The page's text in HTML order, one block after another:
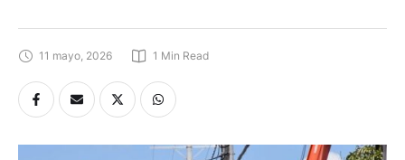
11 mayo, 2026 1 Min Read